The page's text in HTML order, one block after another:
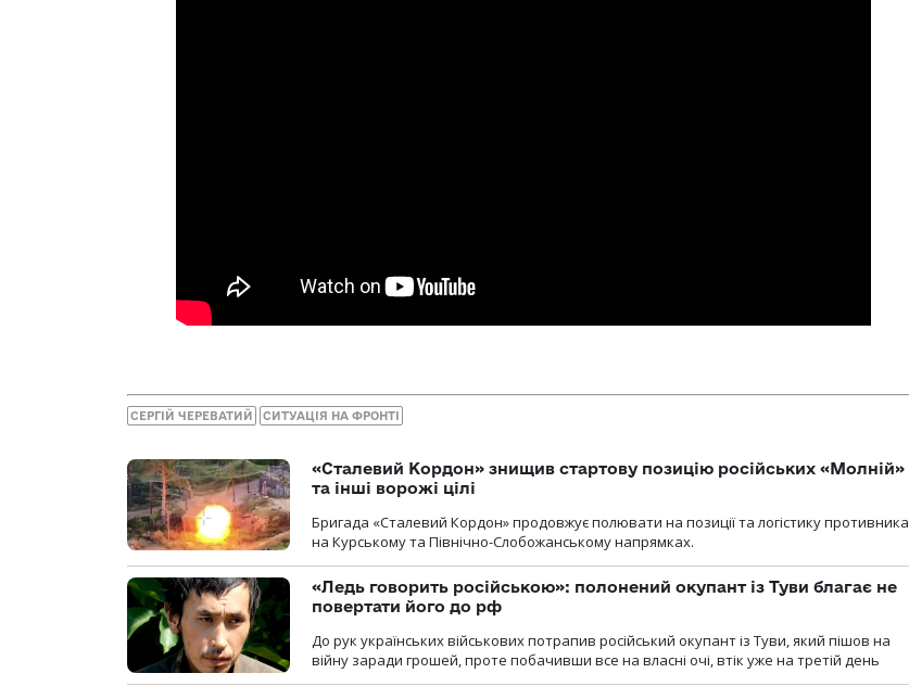
СЕРГІЙ ЧЕРЕВАТИЙ СИТУАЦІЯ НА ФРОНТІ
«Сталевий Кордон» знищив стартову позицію російських «Молній»
та інші ворожі цілі
Бригада «Сталевий Кордон» продовжує полювати на позиції та логістику противника
на Курському та Північно-Слобожанському напрямках.
«Ледь говорить російською»: полонений окупант із Туви благає не
повертати його до рф
До рук українських військових потрапив російський окупант із Туви, який пішов на
війну заради грошей, проте побачивши все на власні очі, втік уже на третій день